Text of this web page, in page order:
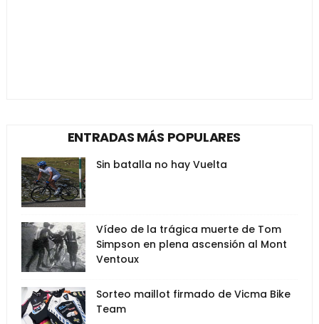
ENTRADAS MÁS POPULARES
Sin batalla no hay Vuelta
Vídeo de la trágica muerte de Tom
Simpson en plena ascensión al Mont
Ventoux
Sorteo maillot firmado de Vicma Bike
Team